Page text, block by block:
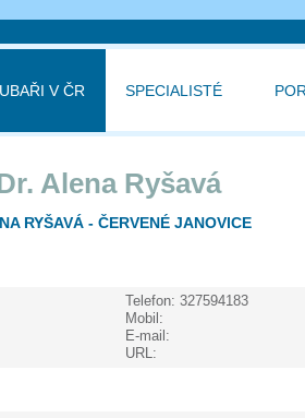
V ČR SPECIALISTÉ
Alena Ryšavá
RYŠAVÁ - ČERVENÉ JANOVICE
Telefon:
Mobil:
E-mail:
URL:
327594183